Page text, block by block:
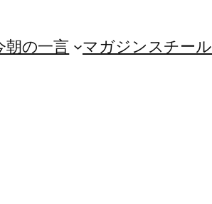
朝の一言 マガジンスチール